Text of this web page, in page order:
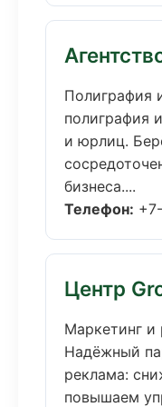
Полиграфия
полиграфия
и юрлиц.
бизнеса....
Телефон:
Центр
Маркетинг и
Надёжный
реклама:
повышаем